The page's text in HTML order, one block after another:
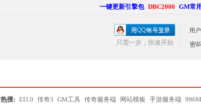
一键更新引擎包 DBC2000 GM常
用
密
只需一步，快速开始
热搜: EI3.0 传奇3 GM工具 传奇服务端 网站模板 手游服务端